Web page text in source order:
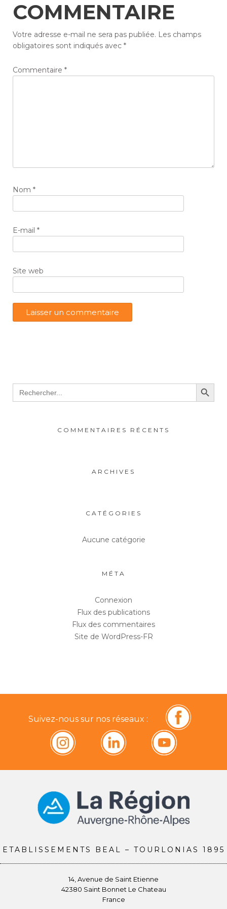
COMMENTAIRE
Votre adresse e-mail ne sera pas publiée. Les champs
obligatoires sont indiqués avec *
Commentaire *
Nom *
E-mail *
Site web
Search
for:
Search Button
COMMENTAIRES RÉCENTS
ARCHIVES
CATÉGORIES
Aucune catégorie
MÉTA
Connexion
Flux des publications
Flux des commentaires
Site de WordPress-FR
Suivez-nous sur nos réseaux :
ETABLISSEMENTS BEAL – TOURLONIAS 1895
14, Avenue de Saint Etienne
42380 Saint Bonnet Le Chateau
France